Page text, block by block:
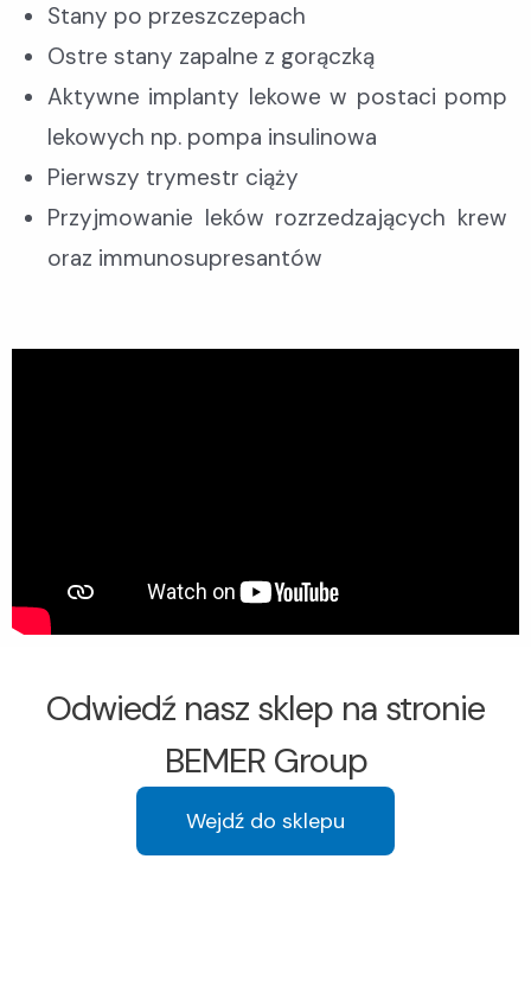
Stany po przeszczepach
Ostre stany zapalne z gorączką
Aktywne implanty lekowe w postaci pomp
lekowych np. pompa insulinowa
Pierwszy trymestr ciąży
Przyjmowanie leków rozrzedzających krew
oraz immunosupresantów
Odwiedź nasz sklep na stronie
BEMER Group
Wejdź do sklepu